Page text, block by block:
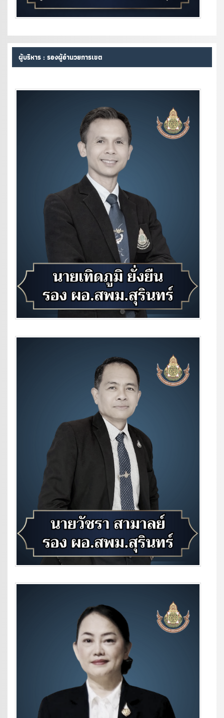
ผู้บริหาร : รองผู้อำนวยการเขต